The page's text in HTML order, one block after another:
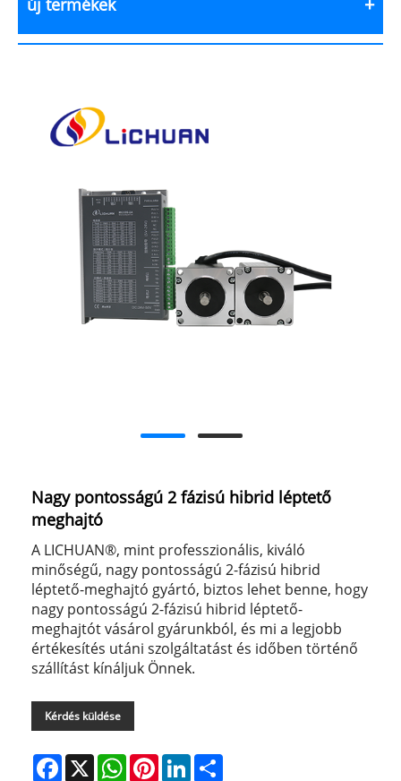
Nagy pontosságú 2 fázisú hibrid léptető
meghajtó
A LICHUAN®, mint professzionális, kiváló
minőségű, nagy pontosságú 2-fázisú hibrid
léptető-meghajtó gyártó, biztos lehet benne, hogy
nagy pontosságú 2-fázisú hibrid léptető-
meghajtót vásárol gyárunkból, és mi a legjobb
értékesítés utáni szolgáltatást és időben történő
szállítást kínáljuk Önnek.
Kérdés küldése
Facebook
X WhatsAppPinterestLinkedIn